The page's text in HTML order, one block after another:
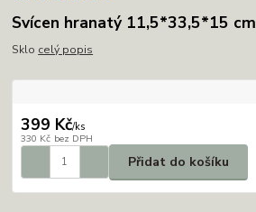
Svícen hranatý 11,5*33,5*15 cm
Sklo celý popis
399 Kč/ks
330 Kč bez DPH
Přidat do košíku